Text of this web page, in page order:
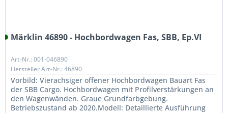
Märklin 46890 - Hochbordwagen Fas, SBB, Ep.VI
Art-Nr.: 001-046890
Hersteller Art-Nr.: 46890
Vorbild: Vierachsiger offener Hochbordwagen Bauart Fas
der SBB Cargo. Hochbordwagen mit Profilverstärkungen an
den Wagenwänden. Graue Grundfarbgebung.
Betriebszustand ab 2020.Modell: Detaillierte Ausführung